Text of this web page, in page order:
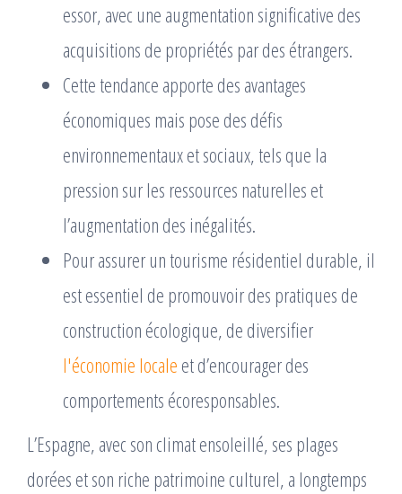
essor, avec une augmentation significative des
acquisitions de propriétés par des étrangers.
Cette tendance apporte des avantages
économiques mais pose des défis
environnementaux et sociaux, tels que la
pression sur les ressources naturelles et
l’augmentation des inégalités.
Pour assurer un tourisme résidentiel durable, il
est essentiel de promouvoir des pratiques de
construction écologique, de diversifier
l'économie locale et d’encourager des
comportements écoresponsables.
L’Espagne, avec son climat ensoleillé, ses plages
dorées et son riche patrimoine culturel, a longtemps